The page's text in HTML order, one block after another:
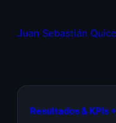
Juan Sebastián
Resultados & KPIs